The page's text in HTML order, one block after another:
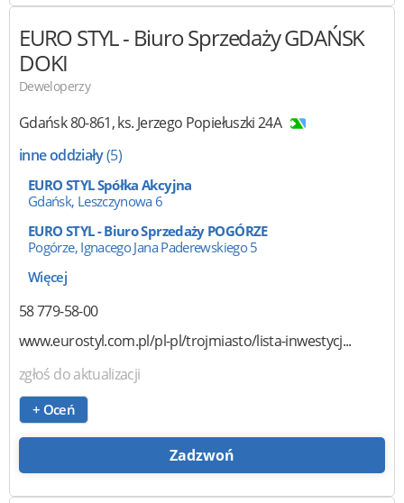
EURO STYL- Biuro Sprzedaży GDAŃSK
DOKI
Deweloperzy
Gdańsk80-861,ks. Jerzego Popiełuszki 24A
inne oddziały(5)
EURO STYL Spółka Akcyjna
Gdańsk, Leszczynowa 6
EURO STYL - Biuro Sprzedaży POGÓRZE
Pogórze, Ignacego Jana Paderewskiego 5
Więcej
58 779-58-00
www.eurostyl.com.pl/pl-pl/trojmiasto/lista-inwestycj...
zgłoś do aktualizacji
+ Oceń
Zadzwoń